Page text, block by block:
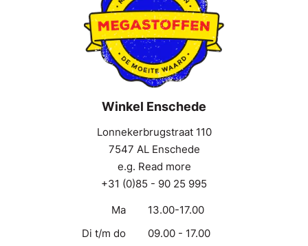
Winkel Enschede
Lonnekerbrugstraat 110
7547 AL Enschede
e.g. Read more
+31 (0)85 - 90 25 995
Ma
13.00-17.00
Di t/m do
09.00 - 17.00